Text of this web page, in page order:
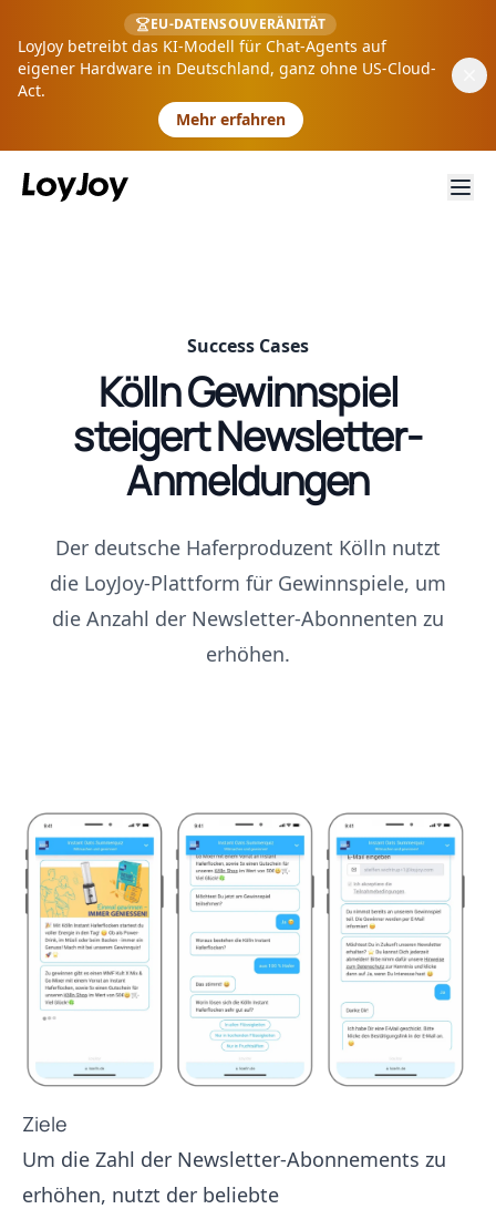
EU-DATENSOUVERÄNITÄT
LoyJoy betreibt das KI-Modell für Chat-Agents auf
eigener Hardware in Deutschland, ganz ohne US-Cloud-
Act.
Mehr erfahren
Success Cases
Kölln Gewinnspiel
steigert Newsletter-
Anmeldungen
Der deutsche Haferproduzent Kölln nutzt
die LoyJoy-Plattform für Gewinnspiele, um
die Anzahl der Newsletter-Abonnenten zu
erhöhen.
Ziele
Um die Zahl der Newsletter-Abonnements zu
erhöhen, nutzt der beliebte